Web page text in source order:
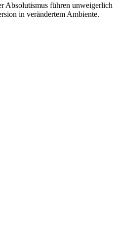
Absolutismus führen unweigerlich
in verändertem Ambiente.